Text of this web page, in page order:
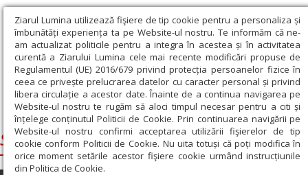
Ziarul Lumina utilizează fişiere de tip cookie pentru a personaliza și
îmbunătăți experiența ta pe Website-ul nostru. Te informăm că ne-
am actualizat politicile pentru a integra în acestea și în activitatea
curentă a Ziarului Lumina cele mai recente modificări propuse de
Regulamentul (UE) 2016/679 privind protecția persoanelor fizice în
ceea ce privește prelucrarea datelor cu caracter personal și privind
libera circulație a acestor date. Înainte de a continua navigarea pe
Website-ul nostru te rugăm să aloci timpul necesar pentru a citi și
înțelege conținutul Politicii de Cookie. Prin continuarea navigării pe
Website-ul nostru confirmi acceptarea utilizării fişierelor de tip
cookie conform Politicii de Cookie. Nu uita totuși că poți modifica în
orice moment setările acestor fişiere cookie urmând instrucțiunile
din Politica de Cookie.
Ziarul Lumina › Sofronie, Episcopul Oradiei
Sofronie, Episcopul Oradiei